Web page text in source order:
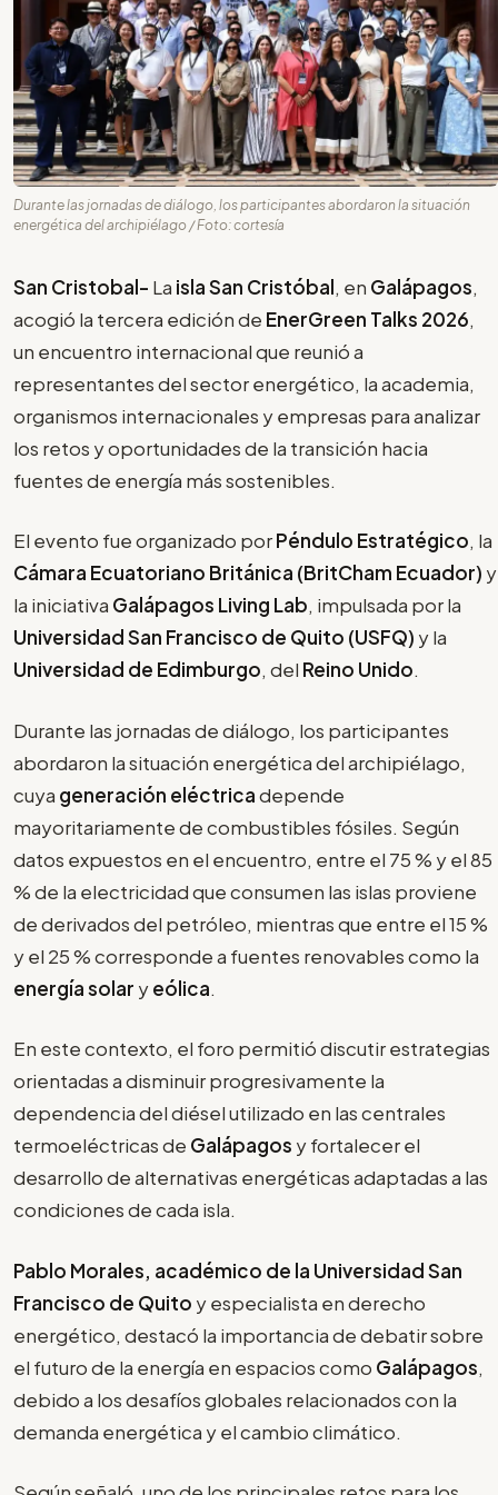
Durante las jornadas de diálogo, los participantes abordaron la situación
energética del archipiélago / Foto: cortesía
San Cristobal- La isla San Cristóbal, en Galápagos,
acogió la tercera edición de EnerGreen Talks 2026,
un encuentro internacional que reunió a
representantes del sector energético, la academia,
organismos internacionales y empresas para analizar
los retos y oportunidades de la transición hacia
fuentes de energía más sostenibles.
El evento fue organizado porPéndulo Estratégico, la
Cámara Ecuatoriano Británica (BritCham Ecuador) y
la iniciativa Galápagos Living Lab, impulsada por la
Universidad San Francisco de Quito (USFQ) y la
Universidad de Edimburgo, del Reino Unido.
Durante las jornadas de diálogo, los participantes
abordaron la situación energética del archipiélago,
cuya generación eléctricadepende
mayoritariamente de combustibles fósiles. Según
datos expuestos en el encuentro, entre el 75 % y el 85
% de la electricidad que consumen las islas proviene
de derivados del petróleo, mientras que entre el 15 %
y el 25 % corresponde a fuentes renovables como la
energía solar yeólica.
En este contexto, el foro permitió discutir estrategias
orientadas a disminuir progresivamente la
dependencia del diésel utilizado en las centrales
termoeléctricas de Galápagos y fortalecer el
desarrollo de alternativas energéticas adaptadas a las
condiciones de cada isla.
Pablo Morales, académico de la Universidad San
Francisco de Quito y especialista en derecho
energético, destacó la importancia de debatir sobre
el futuro de la energía en espacios como Galápagos,
debido a los desafíos globales relacionados con la
demanda energética y el cambio climático.